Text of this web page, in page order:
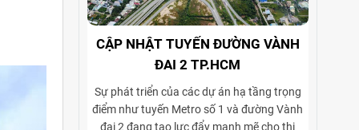
CẬP NHẬT TUYẾN ĐƯỜNG VÀNH
ĐAI 2 TP.HCM
Sự phát triển của các dự án hạ tầng trọng
điểm như tuyến Metro số 1 và đường Vành
đai 2 đang tạo lực đẩy mạnh mẽ cho thị